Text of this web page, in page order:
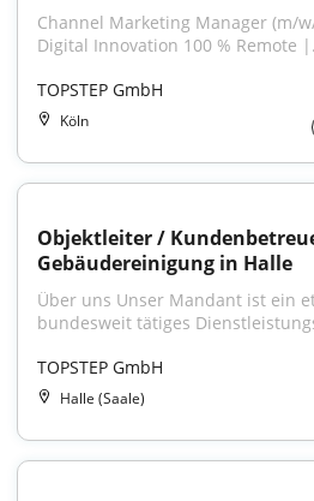
Channel Marketing Manager (m/
Digital Innovation 100 % Remote
TOPSTEP GmbH
Köln
Objektleiter /
Gebäudereinigung in Halle
Über uns Unser Mandant ist ein
bundesweit tätiges
TOPSTEP GmbH
Halle (Saale)